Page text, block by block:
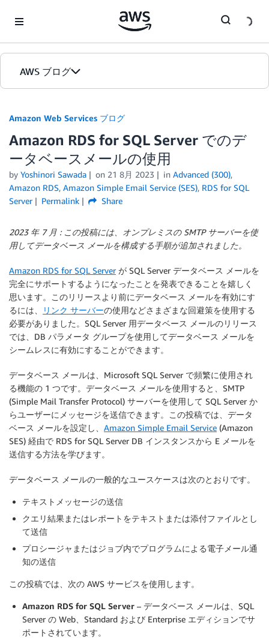
AWS ブログ
カテゴリ
エディション
Amazon Web Services ブログ
Amazon RDS for SQL Server でのデ
ータベースメールの使用
by Yoshinori Sawada on 21 8月 2023 in Advanced (300),
Amazon RDS, Amazon Simple Email Service (SES), RDS for SQL
Server
Permalink Share
2023 年 7 月 : この投稿には、オンプレミスの SMTP サーバーを使
用してデータベース メールを構成する手順が追加されました。
Amazon RDS for SQL Serverが SQL Server データベース メールを
完全にサポートするようになったことを発表できることを嬉しく
思います。このリリースより前にデータベース メールを有効にす
るには、
リンク サーバーの使用などさまざまな回避策を使用する
必要がありました。SQL Server 用データベース メールのリリース
では、DB パラメータ グループを使用してデータベース メールを
シームレスに有効にすることができます。
データベース メールは、Microsoft SQL Server で頻繁に使用され
る機能の 1 つです。データベース メールを使用すると、SMTP
(Simple Mail Transfer Protocol) サーバーを使用して SQL Server か
らユーザーにメッセージを送信できます。この投稿では、データ
ベース メールを設定し、 Amazon Simple Email Service (Amazon
SES) 経由で RDS for SQL Server DB インスタンスから E メールを
送信する方法を学びます。
データベース メールの一般的なユースケースは次のとおりです。
テキストメッセージの送信
クエリ結果またはレポートをテキストまたは添付ファイルとし
て送信
プロシージャまたはジョブ内でプログラムによる電子メール通
知の送信
この投稿では、次の AWS サービスを使用します。
Amazon RDS for SQL Server – データベース メールは、SQL
Server の Web、Standard および Enterprise エディションでサ
ポートされています。